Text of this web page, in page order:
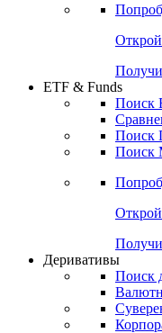
ETF & Funds
Поиск
Поиск
Деривативы
Поиск